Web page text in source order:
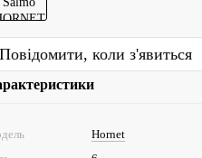
Повідомити, коли з'явиться
Hornet